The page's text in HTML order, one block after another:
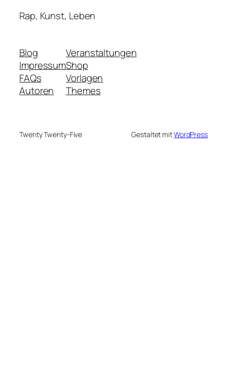
Rap, Kunst, Leben
Blog
Impressum
FAQs
Autoren
Veranstaltungen
Shop
Vorlagen
Themes
Twenty Twenty-Five Gestaltet mitWordPress